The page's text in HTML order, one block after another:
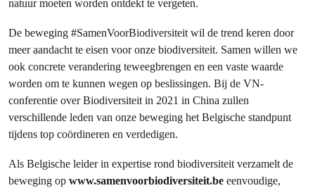
natuur moeten worden ontdekt te vergeten.
De beweging #SamenVoorBiodiversiteit wil de trend keren door
meer aandacht te eisen voor onze biodiversiteit. Samen willen we
ook concrete verandering teweegbrengen en een vaste waarde
worden om te kunnen wegen op beslissingen. Bij de VN-
conferentie over Biodiversiteit in 2021 in China zullen
verschillende leden van onze beweging het Belgische standpunt
tijdens top coördineren en verdedigen.
Als Belgische leider in expertise rond biodiversiteit verzamelt de
beweging op www.samenvoorbiodiversiteit.be eenvoudige,